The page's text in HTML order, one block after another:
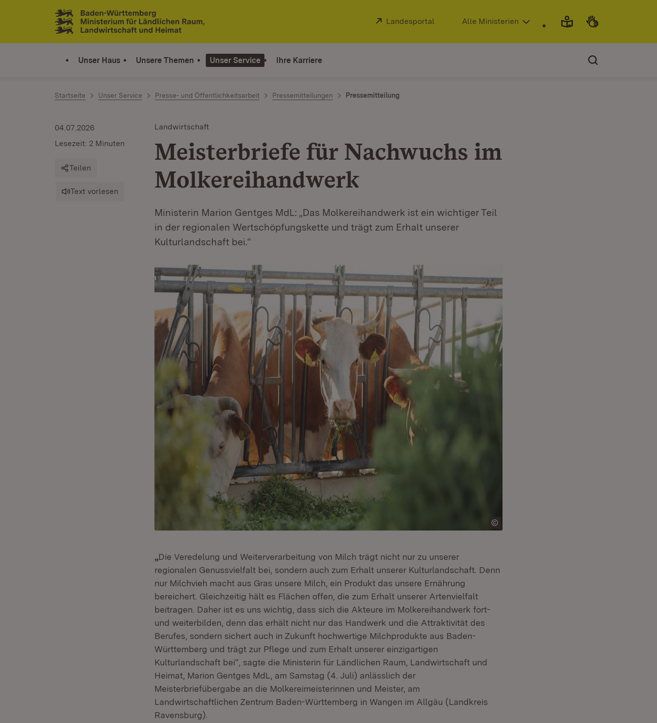
Zum Inhalt springen
Link zur Startseite
Extern:
Landesportal (Öffnet in neuem Fenster)
Alle Ministerien
Unser Haus Unsere Themen Unser Service Ihre Karriere
Startseite Unser Service Presse- und Öffentlichkeitsarbeit Pressemitteilungen Pressemitteilung
Landwirtschaft
Meisterbriefe für Nachwuchs im
Molkereihandwerk
Ministerin Marion Gentges MdL: „Das Molkereihandwerk ist ein wichtiger Teil
in der regionalen Wertschöpfungskette und trägt zum Erhalt unserer
Kulturlandschaft bei.“
04.07.2026
Lesezeit: 2 Minuten
Teilen
Text vorlesen
„Die Veredelung und Weiterverarbeitung von Milch trägt nicht nur zu unserer
regionalen Genussvielfalt bei, sondern auch zum Erhalt unserer Kulturlandschaft. Denn
nur Milchvieh macht aus Gras unsere Milch, ein Produkt das unsere Ernährung
bereichert. Gleichzeitig hält es Flächen offen, die zum Erhalt unserer Artenvielfalt
beitragen. Daher ist es uns wichtig, dass sich die Akteure im Molkereihandwerk fort-
und weiterbilden, denn das erhält nicht nur das Handwerk und die Attraktivität des
Berufes, sondern sichert auch in Zukunft hochwertige Milchprodukte aus Baden-
Württemberg und trägt zur Pflege und zum Erhalt unserer einzigartigen
Kulturlandschaft bei“, sagte die Ministerin für Ländlichen Raum, Landwirtschaft und
Heimat, Marion Gentges MdL, am Samstag (4. Juli) anlässlich der
Meisterbriefübergabe an die Molkereimeisterinnen und Meister, am
Landwirtschaftlichen Zentrum Baden-Württemberg in Wangen im Allgäu (Landkreis
Ravensburg).